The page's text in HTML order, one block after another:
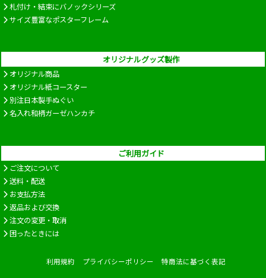
札付け・結束にバノックシリーズ
サイズ豊富なポスターフレーム
オリジナルグッズ製作
オリジナル商品
オリジナル紙コースター
別注日本製手ぬぐい
名入れ和柄ガーゼハンカチ
ご利用ガイド
ご注文について
送料・配送
お支払方法
返品および交換
注文の変更・取消
困ったときには
利用規約 プライバシーポリシー 特商法に基づく表記